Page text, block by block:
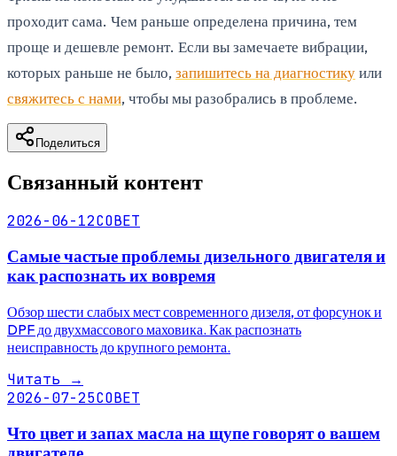
проходит сама. Чем раньше определена причина, тем
проще и дешевле ремонт. Если вы замечаете вибрации,
которых раньше не было, запишитесь на диагностикуили
свяжитесь с нами, чтобы мы разобрались в проблеме.
Поделиться
Связанный контент
2026-06-12СОВЕТ
Самые частые проблемы дизельного двигателя и
как распознать их вовремя
Обзор шести слабых мест современного дизеля, от форсунок и
DPF до двухмассового маховика. Как распознать
неисправность до крупного ремонта.
Читать →
2026-07-25СОВЕТ
Что цвет и запах масла на щупе говорят о вашем